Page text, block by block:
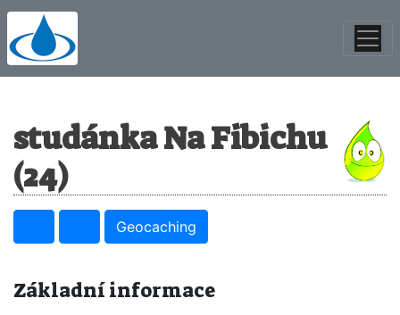
studánka Na Fibichu
(24)
Geocaching
Základní informace